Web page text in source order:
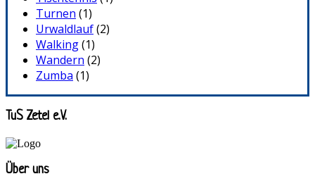
Turnen (1)
Urwaldlauf(2)
Walking(1)
Wandern (2)
Zumba (1)
TuS Zetel e.V.
Über uns